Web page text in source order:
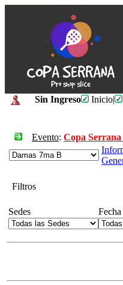
Sin Ingreso Inicio|
Evento: Copa
Filtros
Sedes Fecha